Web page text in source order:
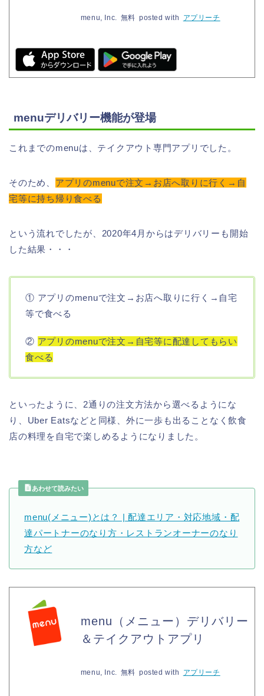
menu, Inc. 無料 posted with アプリーチ
menuデリバリー機能が登場
これまでのmenuは、テイクアウト専門アプリでした。
そのため、 アプリのmenuで注文→お店へ取りに行く→自
宅等に持ち帰り食べる
という流れでしたが、2020年4月からはデリバリーも開始
した結果・・・
① アプリのmenuで注文→お店へ取りに行く→自宅
等で食べる
② アプリのmenuで注文→自宅等に配達してもらい
食べる
といったように、2通りの注文方法から選べるようにな
り、Uber Eatsなどと同様、外に一歩も出ることなく飲食
店の料理を自宅で楽しめるようになりました。
あわせて読みたい
menu(メニュー)とは？ | 配達エリア・対応地域・配
達パートナーのなり方・レストランオーナーのなり
方など
menu（メニュー）デリバリー
＆テイクアウトアプリ
menu, Inc. 無料 posted with アプリーチ